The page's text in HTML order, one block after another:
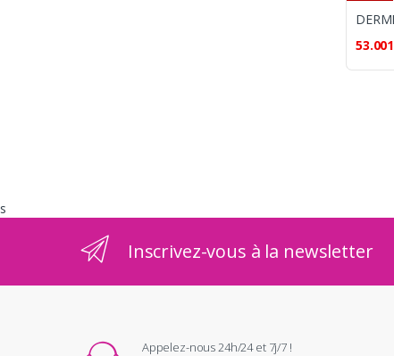
53.001
s
Inscrivez-vous à la newsletter
Appelez-nous 24h/24 et 7j/7 !